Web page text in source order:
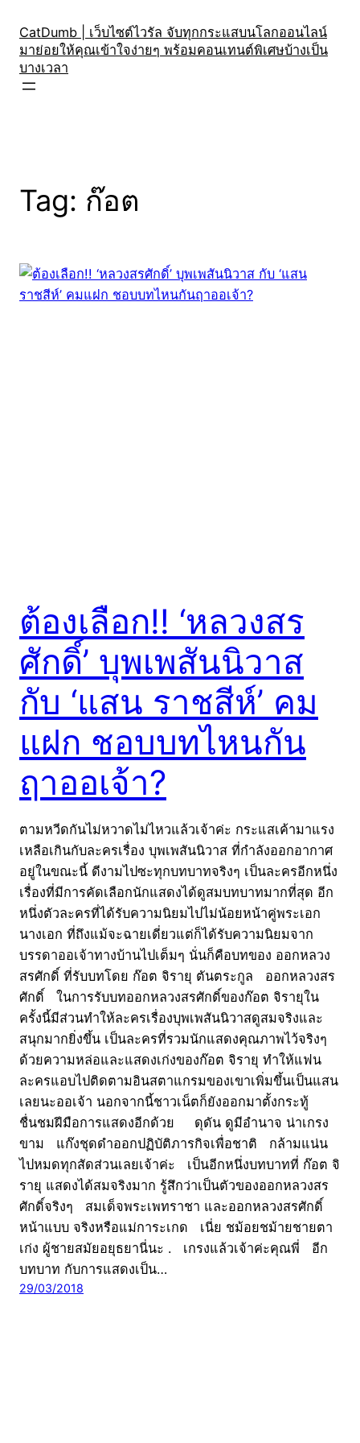
content
CatDumb | เว็บไซต์ไวรัล จับทุกกระแสบนโลกออนไลน์
มาย่อยให้คุณเข้าใจง่ายๆ พร้อมคอนเทนต์พิเศษบ้างเป็น
บางเวลา
Tag: ก๊อต
ต้องเลือก!! ‘หลวงสร
ศักดิ์’ บุพเพสันนิวาส
กับ ‘แสน ราชสีห์’ คม
แฝก ชอบบทไหนกัน
ฤาออเจ้า?
ตามหวีดกันไม่หวาดไม่ไหวแล้วเจ้าค่ะ กระแสเค้ามาแรง
เหลือเกินกับละครเรื่อง บุพเพสันนิวาส ที่กำลังออกอากาศ
อยู่ในขณะนี้ ดีงามไปซะทุกบทบาทจริงๆ เป็นละครอีกหนึ่ง
เรื่องที่มีการคัดเลือกนักแสดงได้ดูสมบทบาทมากที่สุด อีก
หนึ่งตัวละครที่ได้รับความนิยมไปไม่น้อยหน้าคู่พระเอก
นางเอก ที่ถึงแม้จะฉายเดี่ยวแต่ก็ได้รับความนิยมจาก
บรรดาออเจ้าทางบ้านไปเต็มๆ นั่นก็คือบทของ ออกหลวง
สรศักดิ์ ที่รับบทโดย ก๊อต จิรายุ ตันตระกูล ออกหลวงสร
ศักดิ์ ในการรับบทออกหลวงสรศักดิ์ของก๊อต จิรายุใน
ครั้งนี้มีส่วนทำให้ละครเรื่องบุพเพสันนิวาสดูสมจริงและ
สนุกมากยิ่งขึ้น เป็นละครที่รวมนักแสดงคุณภาพไว้จริงๆ
ด้วยความหล่อและแสดงเก่งของก๊อต จิรายุ ทำให้แฟน
ละครแอบไปติดตามอินสตาแกรมของเขาเพิ่มขึ้นเป็นแสน
เลยนะออเจ้า นอกจากนี้ชาวเน็ตก็ยังออกมาตั้งกระทู้
ชื่นชมฝีมือการแสดงอีกด้วย ดุดัน ดูมีอำนาจ น่าเกรง
ขาม แก๊งชุดดำออกปฏิบัติภารกิจเพื่อชาติ กล้ามแน่น
ไปหมดทุกสัดส่วนเลยเจ้าค่ะ เป็นอีกหนึ่งบทบาทที่ ก๊อต จิ
รายุ แสดงได้สมจริงมาก รู้สึกว่าเป็นตัวของออกหลวงสร
ศักดิ์จริงๆ สมเด็จพระเพทราชา และออกหลวงสรศักดิ์
หน้าแบบ จริงหรือแม่การะเกด เนี่ย ชม้อยชม้ายชายตา
เก่ง ผู้ชายสมัยอยุธยานี่นะ . เกรงแล้วเจ้าค่ะคุณพี่ อีก
บทบาท กับการแสดงเป็น…
29/03/2018